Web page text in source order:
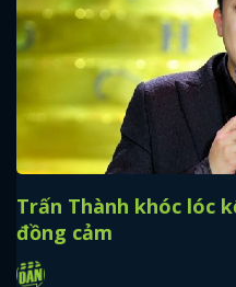
Trấn Thành khóc lóc
đồng cảm